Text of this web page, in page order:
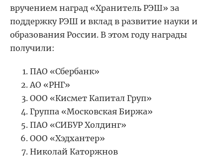
вручением наград «Хранитель РЭШ» за
поддержку РЭШ и вклад в развитие науки и
образования России. В этом году награды
получили:
ПАО «Сбербанк»
АО «РНГ»
ООО «Кисмет Капитал Груп»
Группа «Московская Биржа»
ПАО «СИБУР Холдинг»
ООО «Хэдхантер»
Николай Каторжнов